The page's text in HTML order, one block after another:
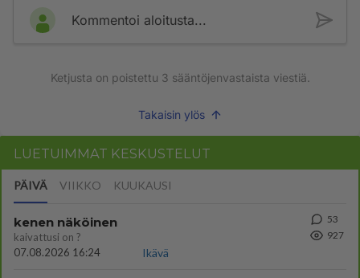
Kommentoi aloitusta...
Ketjusta on poistettu 3 sääntöjenvastaista viestiä.
Takaisin ylös
LUETUIMMAT KESKUSTELUT
PÄIVÄ VIIKKO KUUKAUSI
kenen näköinen
kaivattusi on ?
07.08.2026 16:24
Ikävä
53
927